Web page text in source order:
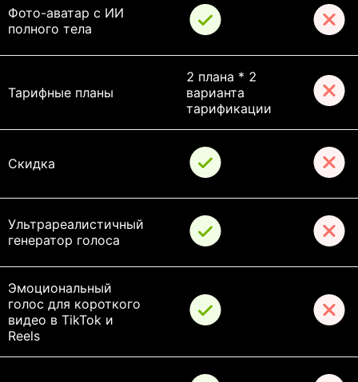
Фото-аватар с ИИ
полного тела
Тарифные планы
2 плана * 2
варианта
тарификации
Скидка
Ультрареалистичный
генератор голоса
Эмоциональный
голос для короткого
видео в TikTok и
Reels